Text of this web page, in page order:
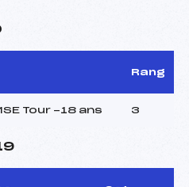
Rang
Tour -18 ans 3